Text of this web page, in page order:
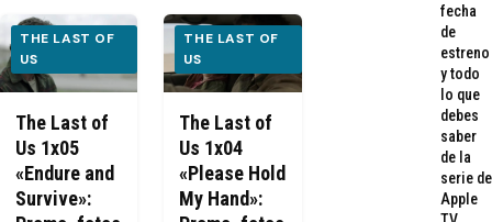
THE LAST OF
US
The Last of
Us 1x05
«Endure and
Survive»:
THE LAST OF
US
The Last of
Us 1x04
«Please Hold
My Hand»:
fecha
de
estreno
y todo
lo que
debes
saber
de la
serie de
Apple